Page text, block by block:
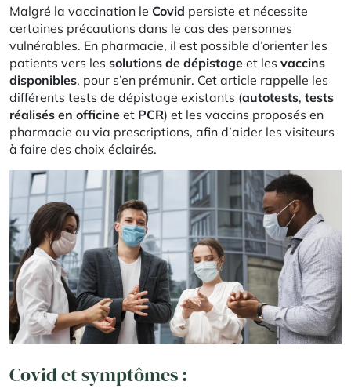
Malgré la vaccination le Covid persiste et nécessite
certaines précautions dans le cas des personnes
vulnérables. En pharmacie, il est possible d’orienter les
patients vers les solutions de dépistage et les vaccins
disponibles, pour s’en prémunir. Cet article rappelle les
différents tests de dépistage existants (autotests, tests
réalisés en officine et PCR) et les vaccins proposés en
pharmacie ou via prescriptions, afin d’aider les visiteurs
à faire des choix éclairés.
Covid et symptômes :